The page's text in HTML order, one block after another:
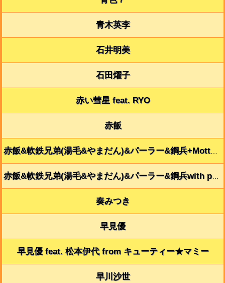
青木英李
石井明美
石田燿子
赤い彗星 feat. RYO
赤飯
赤飯&軟鉄兄弟(湯毛&やまだん)&パーラー&鋼兵+Motto!Motto!隊with zim
赤飯&軟鉄兄弟(湯毛&やまだん)&パーラー&鋼兵with prkr
奏みつき
早見優
早見優 feat. 松本伊代 from キューティー★マミー
早川沙世